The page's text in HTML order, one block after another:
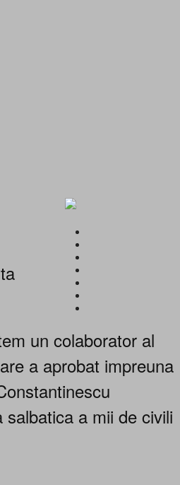
un colaborator al
a aprobat impreuna
a mii de civili